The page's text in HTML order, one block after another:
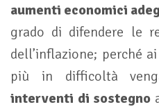
aumenti economici
grado di difendere le
dell’inflazione; perché
più in difficoltà
interventi di sostegno